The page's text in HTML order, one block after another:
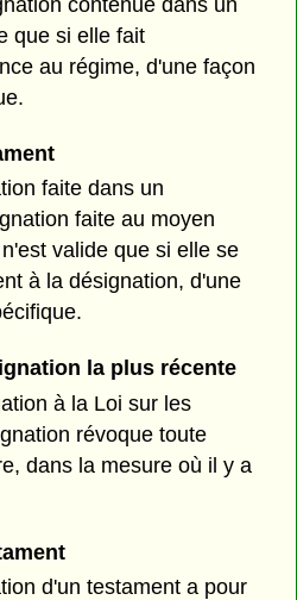
contenue dans un
que si elle fait
au régime, d'une façon
faite dans un
faite au moyen
valide que si elle se
à la désignation, d'une
la plus récente
à la Loi sur les
révoque toute
dans la mesure où il y a
d'un testament a pour